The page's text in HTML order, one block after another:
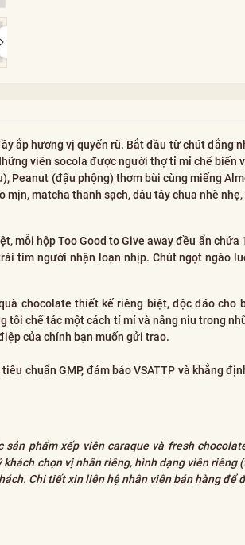
ắp hương vị quyến rũ. Bắt đầu từ chút đắng
viên socola được người thợ tỉ mỉ chế biến
Peanut (đậu phộng) thơm bùi cùng miếng
matcha thanh sạch, dâu tây chua nhè
mỗi hộp Too Good to Give away đều ẩn
tim người nhận loạn nhịp. Chút ngọt ngào
chocolate thiết kế riêng biệt, độc đáo cho
tôi chế tác một cách tỉ mỉ và nâng niu trong
của chính bạn muốn gửi trao.
chuẩn GMP, đảm bảo VSATTP và khẳng
phẩm xếp viên caraque và fresh
chọn vị nhân riêng, hình dạng viên
Chi tiết xin liên hệ nhân viên bán hàng để